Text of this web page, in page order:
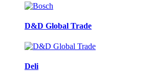
D&D Global Trade
Deli